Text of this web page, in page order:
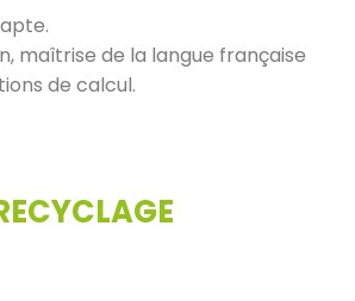
maîtrise de la langue française
de calcul.